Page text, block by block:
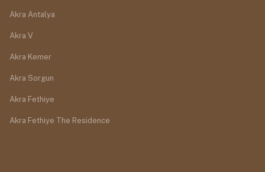
Akra Antalya
Akra V
Akra Kemer
Akra Sorgun
Akra Fethiye
Akra Fethiye The Residence